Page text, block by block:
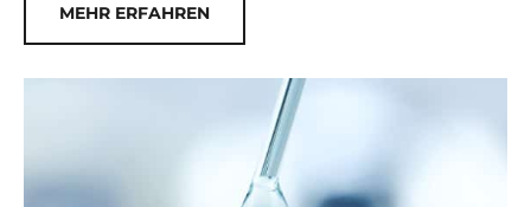
MEHR ERFAHREN